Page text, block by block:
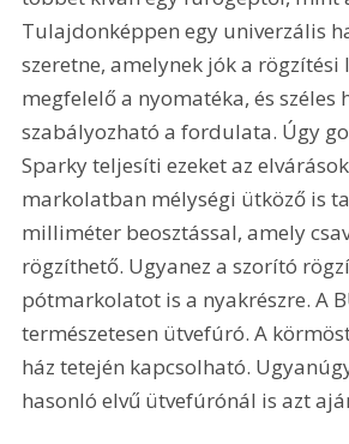
Tulajdonképpen egy univerzális
szeretne, amelynek jók a rögzítési
megfelelő a nyomatéka, és széles
szabályozható a fordulata. Úgy
Sparky teljesíti ezeket az
markolatban mélységi ütköző is
milliméter beosztással, amely
rögzíthető. Ugyanez a szorító
pótmarkolatot is a nyakrészre. A
természetesen ütvefúró. A
ház tetején kapcsolható.
hasonló elvű ütvefúrónál is azt